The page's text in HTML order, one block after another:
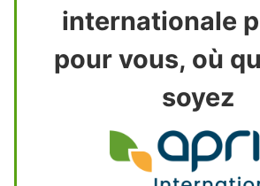
internationale
pour vous, où
soyez